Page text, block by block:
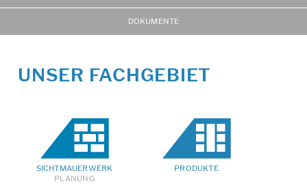
DOKUMENTE
UNSER FACHGEBIET
SICHTMAUERWERK
PLANUNG
PRODUKTE